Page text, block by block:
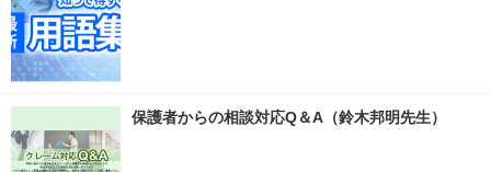
保護者からの相談対応Q＆A（鈴木邦明先生）